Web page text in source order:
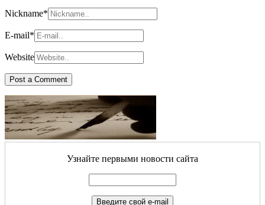
Nickname*
E-mail*
Website
Узнайте первыми новости сайта